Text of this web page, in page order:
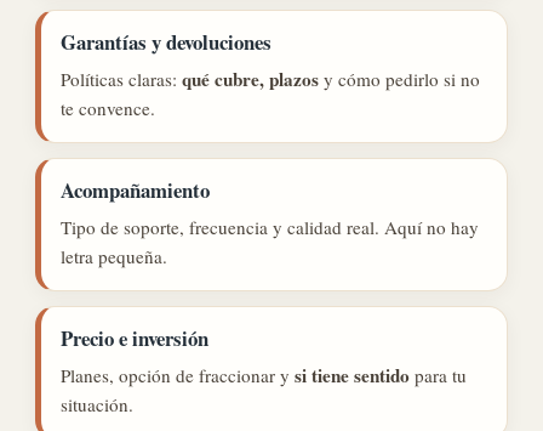
Garantías y devoluciones
Políticas claras: qué cubre, plazos y cómo pedirlo si no
te convence.
Acompañamiento
Tipo de soporte, frecuencia y calidad real. Aquí no hay
letra pequeña.
Precio e inversión
Planes, opción de fraccionar y si tiene sentido para tu
situación.